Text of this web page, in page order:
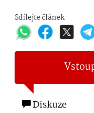
Sdílejte článek
Diskuze